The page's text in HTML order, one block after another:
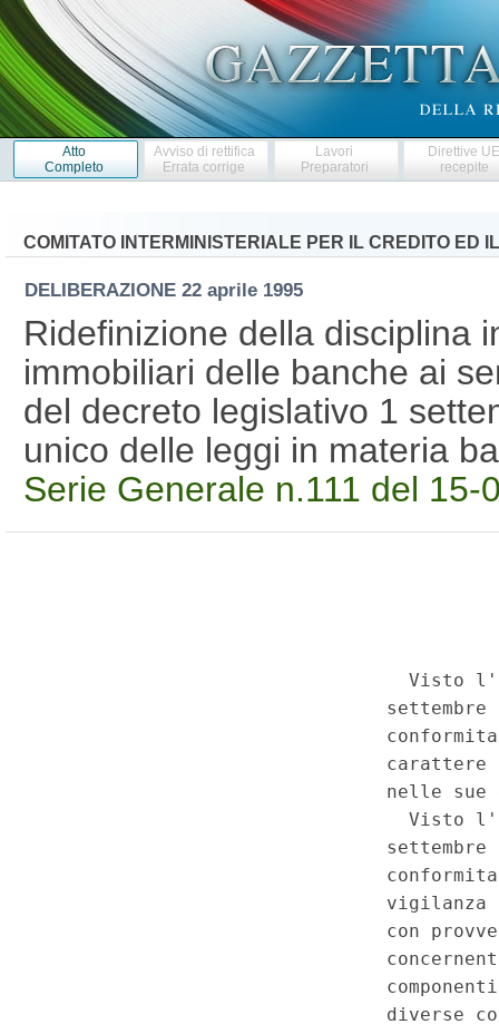
Atto
Completo
Avviso di rettifica
Errata corrige
Lavori
Preparatori
Direttive
recepite
COMITATO INTERMINISTERIALE PER IL CREDITO ED
DELIBERAZIONE 22 aprile 1995
Ridefinizione della disciplina
immobiliari delle banche ai
del decreto legislativo 1
unico delle leggi in materia
Serie Generale n.111 del 15-